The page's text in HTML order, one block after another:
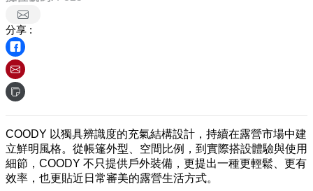
分享 :
COODY 以獨具辨識度的充氣結構設計，持續在露營市場中建
立鮮明風格。從帳篷外型、空間比例，到實際搭設體驗與使用
細節，COODY 不只提供戶外裝備，更提出一種更輕鬆、更有
效率，也更貼近日常審美的露營生活方式。